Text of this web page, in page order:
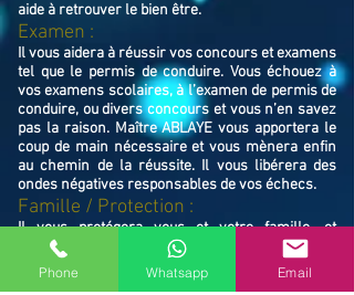
aide à retrouver le bien être.
Examen :
Il vous aidera à réussir vos concours et examens
tel que le permis de conduire. Vous échouez à
vos examens scolaires, à l’examen de permis de
conduire, ou divers concours et vous n’en savez
pas la raison. Maître ABLAYE vous apportera le
coup de main nécessaire et vous mènera enfin
au chemin de la réussite. Il vous libérera des
ondes négatives responsables de vos échecs.
Famille / Protection :
Il vous protégera vous et votre famille, et
resserrera vos liens en cas de rupture familiale.
Ne restez pas avec vos souffrances, consultez le
Maître ABLAYE marabout médium à Grande-
Phone Whatsapp Email